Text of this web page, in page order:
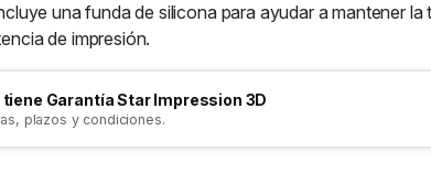
una funda de silicona para ayudar a mantener
de impresión.
Garantía Star Impression 3D
plazos y condiciones.